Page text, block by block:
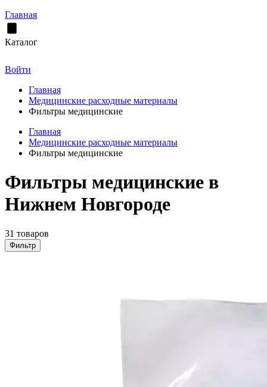
Главная
Каталог
Войти
Главная
Медицинские расходные материалы
Фильтры медицинские
Главная
Медицинские расходные материалы
Фильтры медицинские
Фильтры медицинские в
Нижнем Новгороде
31 товаров
Фильтр